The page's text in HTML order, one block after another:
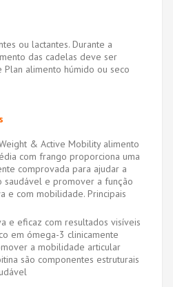
ou lactantes. Durante a
das cadelas deve ser
alimento húmido ou seco
& Active Mobility alimento
com frango proporciona uma
comprovada para ajudar a
saudável e promover a função
e com mobilidade. Principais
e eficaz com resultados visíveis
em ómega-3 clinicamente
a mobilidade articular
são componentes estruturais